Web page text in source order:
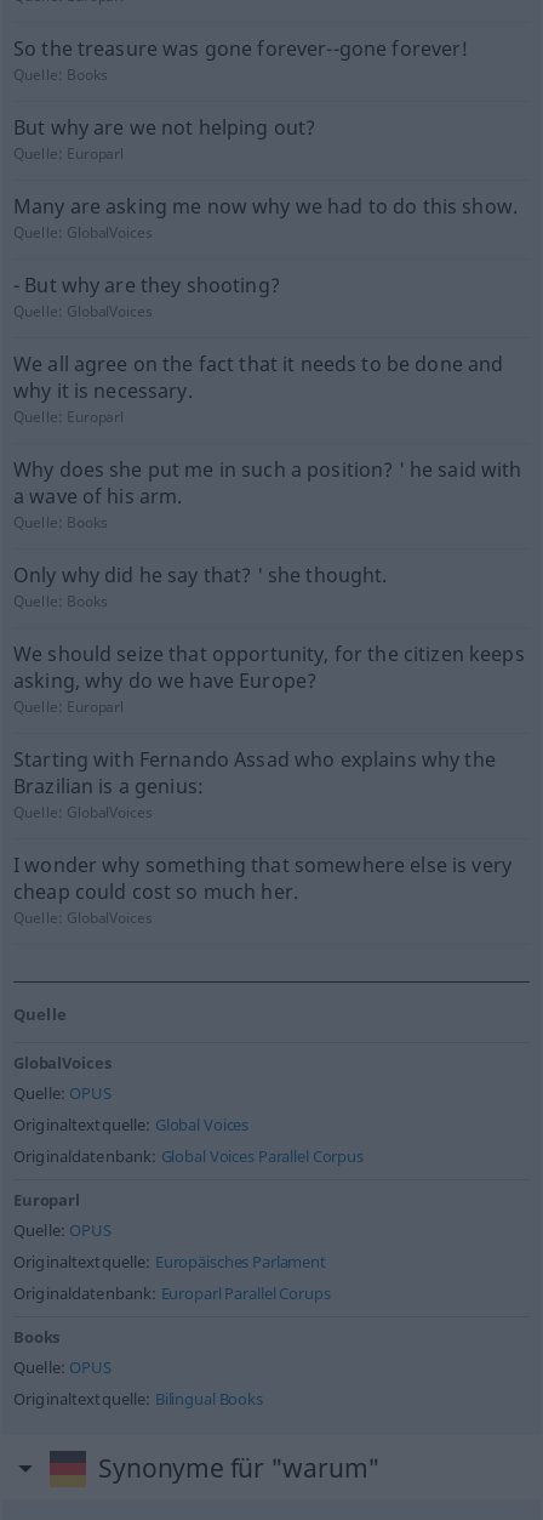
So the treasure was gone forever--gone forever!
Quelle: Books
But why are we not helping out?
Quelle: Europarl
Many are asking me now why we had to do this show.
Quelle: GlobalVoices
- But why are they shooting?
Quelle: GlobalVoices
We all agree on the fact that it needs to be done and
why it is necessary.
Quelle: Europarl
Why does she put me in such a position? ' he said with
a wave of his arm.
Quelle: Books
Only why did he say that? ' she thought.
Quelle: Books
We should seize that opportunity, for the citizen keeps
asking, why do we have Europe?
Quelle: Europarl
Starting with Fernando Assad who explains why the
Brazilian is a genius:
Quelle: GlobalVoices
I wonder why something that somewhere else is very
cheap could cost so much her.
Quelle: GlobalVoices
Quelle
GlobalVoices
Quelle: OPUS
Originaltextquelle: Global Voices
Originaldatenbank: Global Voices Parallel Corpus
Europarl
Quelle: OPUS
Originaltextquelle: Europäisches Parlament
Originaldatenbank: Europarl Parallel Corups
Books
Quelle: OPUS
Originaltextquelle: Bilingual Books
Synonyme für "warum"